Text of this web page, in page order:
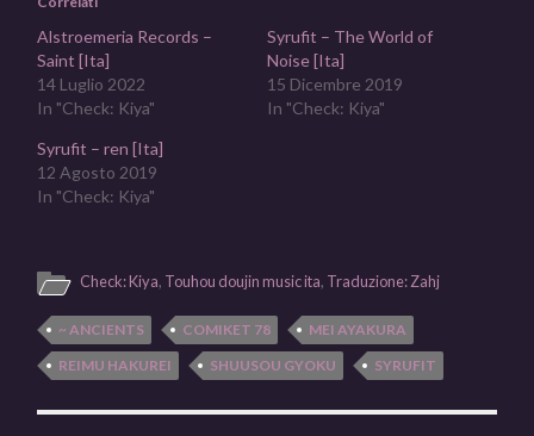
Alstroemeria Records –
Saint [Ita]
14 Luglio 2022
In "Check: Kiya"
Syrufit – The World of
Noise [Ita]
15 Dicembre 2019
In "Check: Kiya"
Syrufit – ren [Ita]
12 Agosto 2019
In "Check: Kiya"
Check: Kiya, Touhou doujin music ita, Traduzione: Zahj
~ ANCIENTS COMIKET 78
MEI AYAKURA
REIMU HAKUREI
SHUUSOU GYOKU SYRUFIT